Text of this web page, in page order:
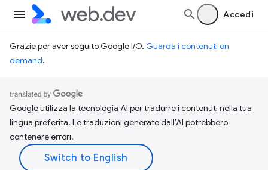
Accedi
Grazie per aver seguito Google I/O. Guarda i contenuti on
demand.
Google utilizza la tecnologia AI per tradurre i contenuti nella tua
lingua preferita. Le traduzioni generate dall'AI potrebbero
contenere errori.